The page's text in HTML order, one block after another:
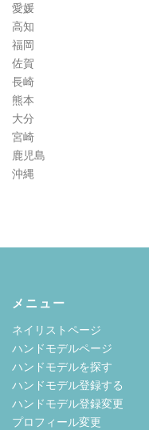
愛媛
高知
福岡
佐賀
長崎
熊本
大分
宮崎
鹿児島
沖縄
メニュー
ネイリストページ
ハンドモデルページ
ハンドモデルを探す
ハンドモデル登録する
ハンドモデル登録変更
プロフィール変更